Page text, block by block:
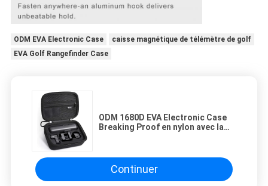
ODM EVA Electronic Case
caisse magnétique de télémètre de golf
EVA Golf Rangefinder Case
ODM 1680D EVA Electronic Case
Breaking Proof en nylon avec la
Continuer